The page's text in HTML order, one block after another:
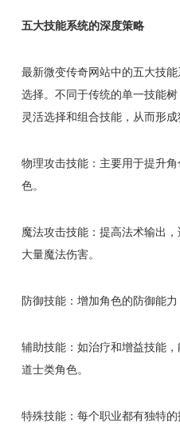
五大技能系统的深度策略
最新微变传奇网站中的五大技
选择。不同于传统的单一技能
灵活选择和组合技能，从而形成
物理攻击技能：主要用于提升
色。
魔法攻击技能：提高法术输出
大量魔法伤害。
防御技能：增加角色的防御能
辅助技能：如治疗和增益技能
道士类角色。
特殊技能：每个职业都有独特